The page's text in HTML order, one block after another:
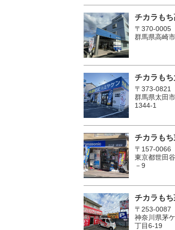
チカラも
〒370-0005
群馬県高崎
チカラも
〒373-0821
群馬県太田
1344-1
チカラも
〒157-0066
東京都世田
－9
チカラも
〒253-0087
神奈川県茅
丁目6-19